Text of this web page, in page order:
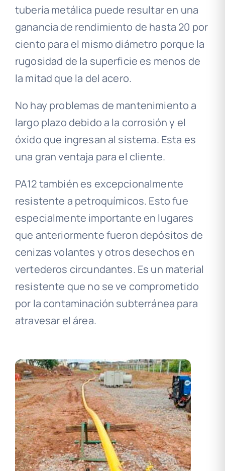
tubería metálica puede resultar en una
ganancia de rendimiento de hasta 20 por
ciento para el mismo diámetro porque la
rugosidad de la superficie es menos de
la mitad que la del acero.
No hay problemas de mantenimiento a
largo plazo debido a la corrosión y el
óxido que ingresan al sistema. Esta es
una gran ventaja para el cliente.
PA12 también es excepcionalmente
resistente a petroquímicos. Esto fue
especialmente importante en lugares
que anteriormente fueron depósitos de
cenizas volantes y otros desechos en
vertederos circundantes. Es un material
resistente que no se ve comprometido
por la contaminación subterránea para
atravesar el área.